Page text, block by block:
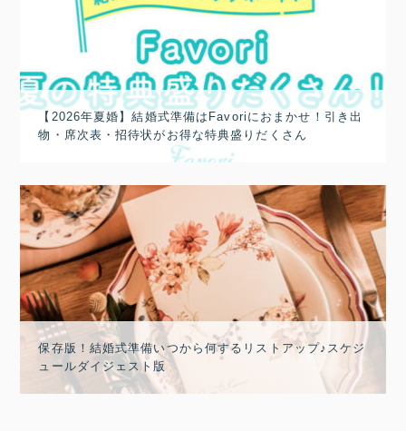
【2026年夏婚】結婚式準備はFavoriにおまかせ！引き出
物・席次表・招待状がお得な特典盛りだくさん
保存版！結婚式準備いつから何するリストアップ♪スケジ
ュールダイジェスト版